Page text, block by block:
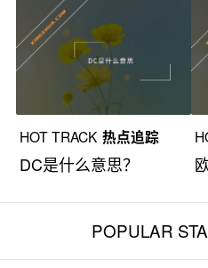
HOT TRACK 热点追踪
DC是什么意思？
POPULAR